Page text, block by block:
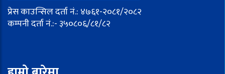
प्रेस काउन्सिल दर्ता नं.: ४७६१-२०८१/२०८२
कम्पनी दर्ता नं.:- ३५०८०६/८१/८२